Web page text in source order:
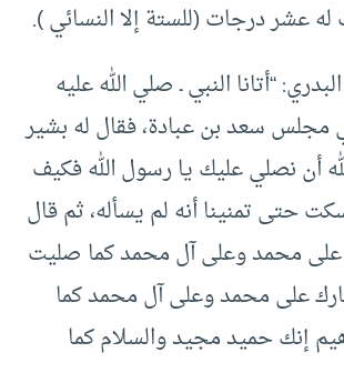
عشر درجات (للستة إلا النسائي ).
“أتانا النبي ـ صلي الله عليه
مجلس سعد بن عبادة، فقال له بشير
أن نصلي عليك يا رسول الله فكيف
حتى تمنينا أنه لم يسأله، ثم قال
على محمد وعلى آل محمد كما صليت
على محمد وعلى آل محمد كما
إنك حميد مجيد والسلام كما